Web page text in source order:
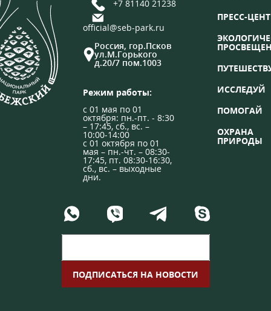
+7 81140 21238
official@seb-park.ru
Россия, гор.Псков
ул.М.Горького
д.20/7 пом.1003
Режим работы:
с 01 мая по 01
октября: пн.-пт. - 8:30
– 17:45, сб., вс. –
10:00-14:00
с 01 октября по 01
мая – пн.-чт. – 08:30-
17:45, пт. 08:30-16:30,
сб., вс. – выходные
дни.
ПРЕСС-
ИССЛЕДУЙ
ПОМОГАЙ
ОХРАНА
ПРИРОДЫ